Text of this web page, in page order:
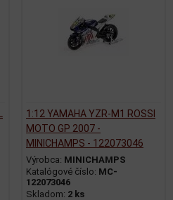
1:12 YAMAHA YZR-M1 ROSSI
MOTO GP 2007 -
MINICHAMPS - 122073046
Výrobca: MINICHAMPS
Katalógové číslo: MC-
122073046
Skladom: 2 ks